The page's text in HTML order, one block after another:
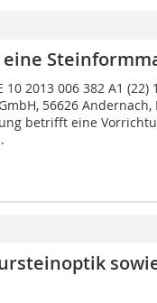
10 2013 006 382 A1
56626
betrifft eine